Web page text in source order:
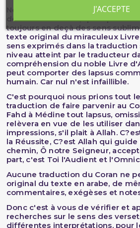
Nous sommes conscients du fait
des sens du Coran, quel que
toujours en deçà des sens
texte original du miraculeux
sens exprimés dans la
niveau atteint par le traducteur
compréhension du noble Livre
peut comporter des lapsus
humain. Car nul n'est infaillible.
C'est pourquoi nous prions tout
traduction de faire parvenir au
Fahd à Médine tout lapsus,
relèvera en vue de les utiliser
impressions, s'il plait à Allah.
la Réussite, C?est Allah qui
chemin, Ô notre Seigneur,
part, c'est Toi l'Audient et
Aucune traduction du Coran ne
original du texte en arabe, de
commentaires, exégèses et
Donc c'est à vous de vérifier et
recherches sur le sens des
différentes interprétations, pour
J'ACCEPTE